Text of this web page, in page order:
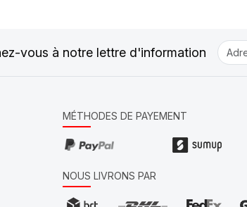
vous à notre lettre d'information
MÉTHODES DE PAYEMENT
NOUS LIVRONS PAR